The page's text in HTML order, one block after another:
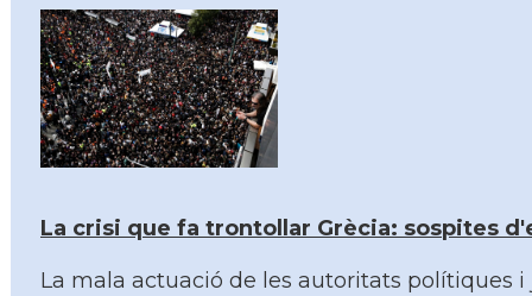
La crisi que fa trontollar Grècia: sospites
La mala actuació de les autoritats polítiques